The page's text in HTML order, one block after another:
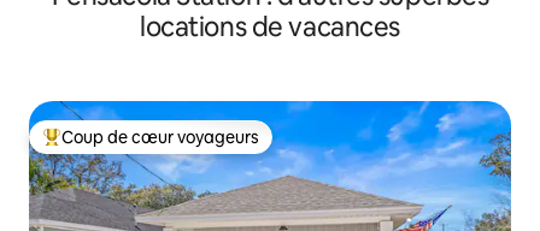
locations de vacances
Coups de cœur voyageurs les plus appréciés
Coup de cœur voyageurs